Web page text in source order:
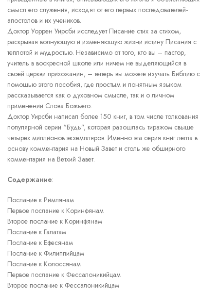
смысл его служения, исходят от его первых последователей-
апостолов и их учеников.
Доктор Уоррен Уирсби исследует Писание стих за стихом,
раскрывая волнующую и изменяющую жизни истину Писания с
теплотой и мудростью. Независимо от того, кто вы – пастор,
учитель в воскресной школе или ничем не выделяющийся в
своей церкви прихожанин, – теперь вы можете изучать Библию с
помощью этого пособия, где простым и понятным языком
рассказывается как о духовном смысле, так и о личном
применении Слова Божьего.
Доктор Уирсби написал более 150 книг, в том числе толкования
популярной серии “Будь”, которая разошлась тиражом свыше
четырех миллионов экземпляров. Именно эта серия книг легла в
основу комментария на Новый Завет и столь же обширного
комментария на Ветхий Завет.
Содержание:
Послание к Римлянам
Первое послание к Коринфянам
Второе послание к Коринфянам
Послание к Галатам
Послание к Ефесянам
Послание к Филиппийцам
Послание к Колоссянам
Первое послание к Фессалоникийцам
Второе послание к Фессалоникийцам